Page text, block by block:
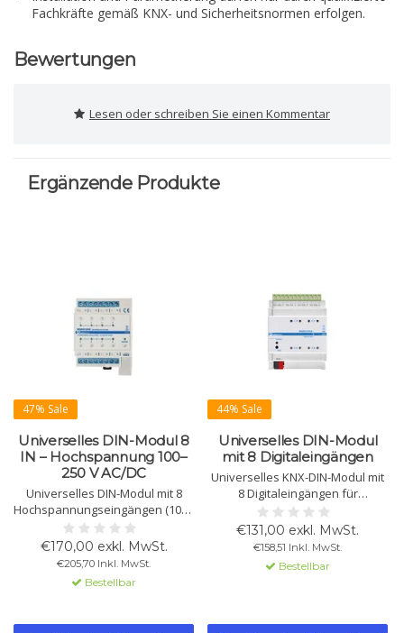
Fachkräfte gemäß KNX- und Sicherheitsnormen erfolgen.
Bewertungen
Lesen oder schreiben Sie einen Kommentar
Ergänzende Produkte
47% Sale
Universelles DIN-Modul 8
IN – Hochspannung 100–
250 V AC/DC
Universelles DIN-Modul mit 8
Hochspannungseingängen (100–
250 V AC/DC) zur Erkennung von
Spannungszustand, Impulsen
und Schaltzuständen.
Unterstützt Überwachung,
Szenen, Logik und vielfältige
€170,00 exkl. MwSt.
€205,70 Inkl. MwSt.
Bestellbar
44% Sale
Universelles DIN-Modul
mit 8 Digitaleingängen
Universelles KNX-DIN-Modul mit
8 Digitaleingängen für
potenzialfreie Kontakte.
Unterstützt Schalten, Dimmen,
Jalousien, Szenen,
Impulszählung, NTC-
Temperatursensoren und
Gebäudeautomationssysteme.
€131,00 exkl. MwSt.
€158,51 Inkl. MwSt.
Bestellbar